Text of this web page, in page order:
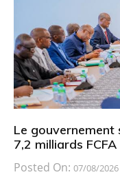
Le gouvernement
7,2 milliards
Posted On: 07/08/2026